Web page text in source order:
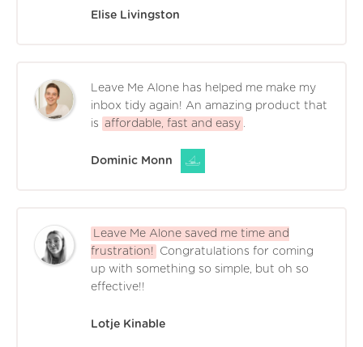
Elise Livingston
Leave Me Alone has helped me make my
inbox tidy again! An amazing product that
is affordable, fast and easy .
Dominic Monn
Leave Me Alone saved me time and
frustration!
Congratulations for coming
up with something so simple, but oh so
effective!!
Lotje Kinable